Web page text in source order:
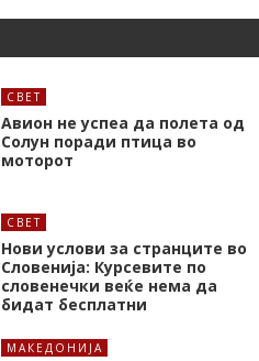
СВЕТ
Авион не успеа да полета од
Солун поради птица во
моторот
СВЕТ
Нови услови за странците во
Словенија: Курсевите по
словенечки веќе нема да
бидат бесплатни
МАКЕДОНИЈА